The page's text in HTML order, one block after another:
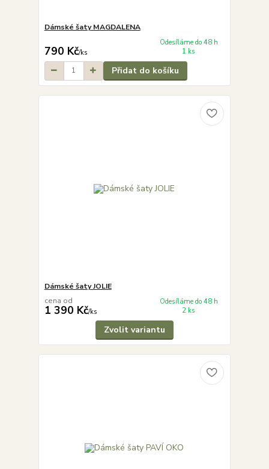
Dámské šaty MAGDALENA
790 Kč/ks
Odesíláme do 48 h
1 ks
Přidat do košíku
Dámské šaty JOLIE
cena od
1 390 Kč/ks
Odesíláme do 48 h
2 ks
Zvolit variantu